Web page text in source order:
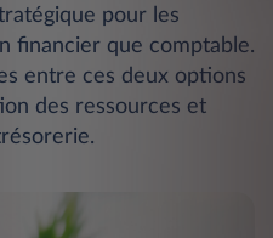
pour les
financier que comptable.
entre ces deux options
des ressources et